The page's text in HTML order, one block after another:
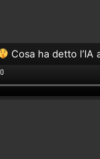
Cosa ha detto l’IA